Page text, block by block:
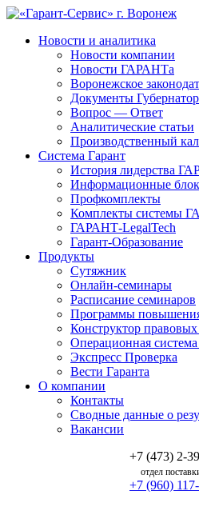
Новости и аналитика
Новости компании
Новости ГАРАНТа
Воронежское
Документы
Вопрос — Ответ
Аналитические статьи
Производственный
Система Гарант
История лидерства
Информационные
Профкомплекты
Комплекты системы
ГАРАНТ-LegalTech
Гарант-Образование
Продукты
Сутяжник
Онлайн-семинары
Расписание семинаров
Программы
Конструктор
Операционная
Экспресс Проверка
Вести Гаранта
О компании
Контакты
Сводные данные о
Вакансии
+7 (473) 2-
отдел
+7 (960)